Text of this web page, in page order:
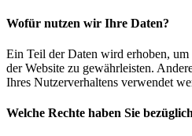
Wofür nutzen wir Ihre Daten?
Ein Teil der Daten wird erhoben,
der Website zu gewährleisten.
Ihres Nutzerverhaltens verwendet
Welche Rechte haben Sie